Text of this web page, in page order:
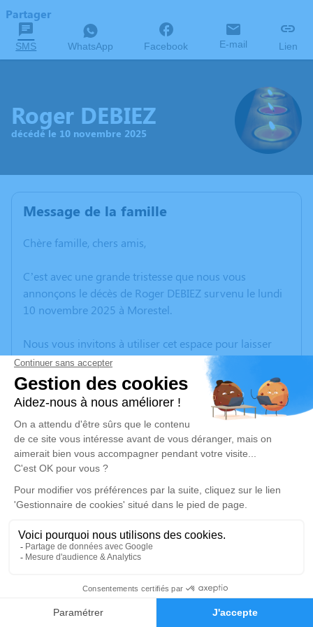
Faire-part Hommages
Partager
SMS WhatsApp Facebook E-mail Lien
Roger DEBIEZ
décédé le 10 novembre 2025
Message de la famille
Chère famille, chers amis,
C’est avec une grande tristesse que nous vous
annonçons le décès de Roger DEBIEZ survenu le lundi
10 novembre 2025 à Morestel.
Nous vous invitons à utiliser cet espace pour laisser
vos condoléances, partager des photos souvenirs, une
anecdote ou exprimer vos pensées à travers des
poèmes ou des textes. Cet endroit est un lieu
d'expression dédié à honorer la mémoire de Roger
DEBIEZ.
Un service de plantation d’arbre hommage est
disponible ici.
Je rends hommage
Cérémonie
communal 1-5 Route du Clavel
38110 Sainte Blandine